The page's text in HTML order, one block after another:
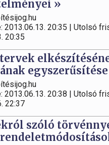
»
2013.06.13. 20:35 | Utolsó
20:35
2013.06.13. 20:38 | Utolsó
22:37
szóló